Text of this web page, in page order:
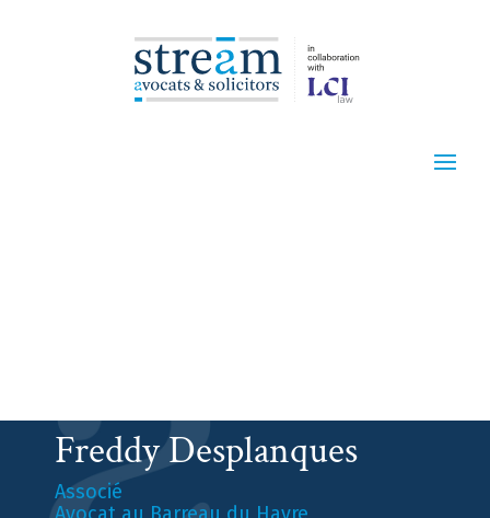
Freddy Desplanques
Associé
Avocat au Barreau du Havre